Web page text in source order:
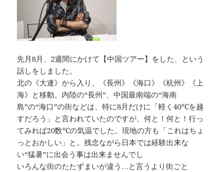
k
先月8月、2週間にかけて【中国ツアー】をした、という
話しをしました。
北の《大連》から入り、《長州》《海口》《杭州》《上
海》と移動。内陸の“長州”、中国最南端の“海南
島”の“海口”の街などは、特に8月だけに「軽く40℃を越
すだろう」と言われていたのですが、何と！何と！行っ
てみれば20数℃の気温でした。現地の方も「これはちょ
っとおかしい」と。残念ながら日本では経験出来な
い“猛暑”に出会う事は出来ませんでし
いろんな街のたたずまいが違う…と言うより街ごと